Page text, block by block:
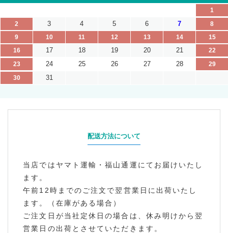
1
2
3 4 5 6 7
8
9
10 11 12 13 14
15
16
17 18 19 20 21
22
23
24 25 26 27 28
29
30
31
配送方法について
当店ではヤマト運輸・福山通運にてお届けいたし
ます。
午前12時までのご注文で翌営業日に出荷いたし
ます。（在庫がある場合）
ご注文日が当社定休日の場合は、休み明けから翌
営業日の出荷とさせていただきます。